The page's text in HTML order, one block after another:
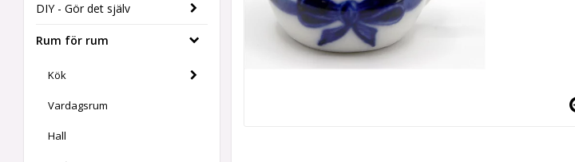
DIY - Gör det själv
Rum för rum
Kök
Vardagsrum
Hall